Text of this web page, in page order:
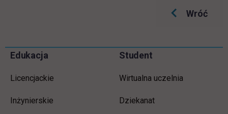
Wróć
Pomiń
Informacje w stopce
Edukacja
Licencjackie
Inżynierskie
Student
Wirtualna uczelnia
Dziekanat